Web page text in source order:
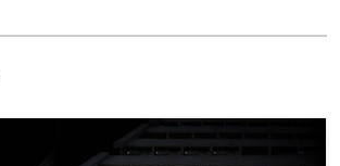
에서 MoE 사전 학습 세계 기록 수립